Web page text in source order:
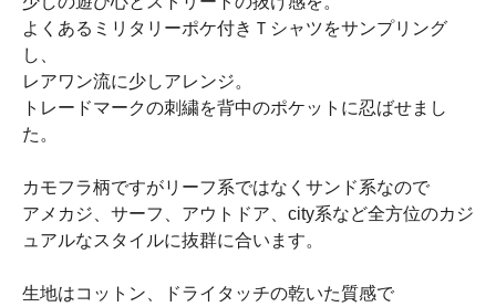
よくあるミリタリーポケ付きＴシャツをサンプリング
し、
レアワン流に少しアレンジ。
トレードマークの刺繍を背中のポケットに忍ばせまし
た。
カモフラ柄ですがリーフ系ではなくサンド系なので
アメカジ、サーフ、アウトドア、city系など全方位のカジ
ュアルなスタイルに抜群に合います。
生地はコットン、ドライタッチの乾いた質感で